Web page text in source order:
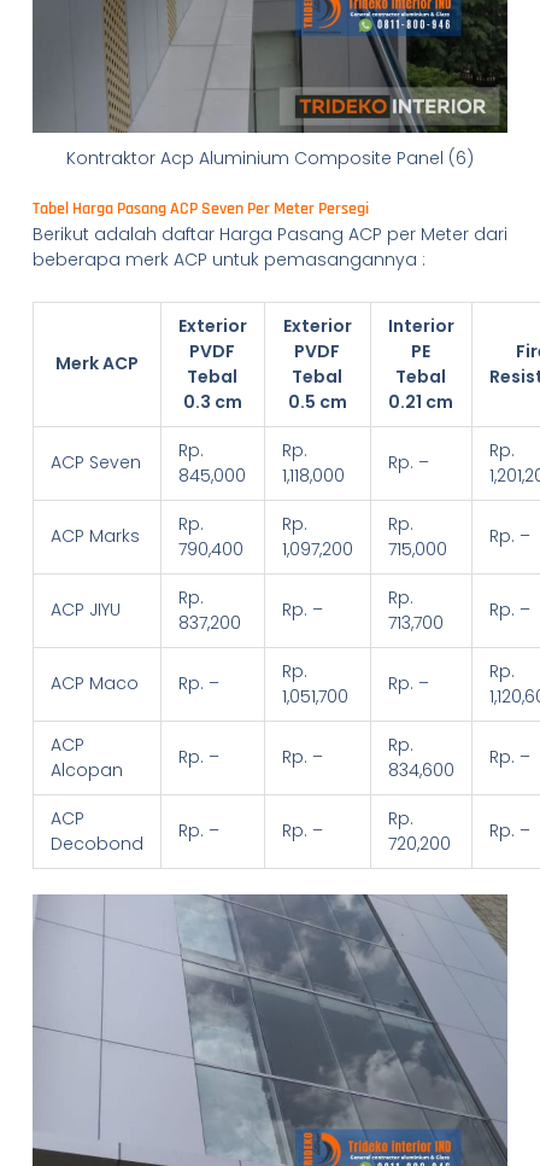
Kontraktor Acp Aluminium Composite Panel (6)
Tabel Harga Pasang ACP Seven Per Meter Persegi
Berikut adalah daftar Harga Pasang ACP per Meter dari
beberapa merk ACP untuk pemasangannya :
Merk ACP
Exterior
PVDF
Tebal
0.3 cm
Exterior
PVDF
Tebal
0.5 cm
Interior
PE
Tebal
0.21 cm
ACP Seven
Rp.
845,000
Rp.
1,118,000
Rp. –
Rp.
ACP Marks
Rp.
790,400
Rp.
1,097,200
Rp.
715,000
Rp. –
ACP JIYU
Rp.
837,200
Rp. –
Rp.
713,700
Rp. –
ACP Maco Rp. –
Rp.
1,051,700
Rp. –
Rp.
ACP
Alcopan
Rp. – Rp. –
Rp.
834,600
Rp. –
ACP
Decobond
Rp. – Rp. –
Rp.
720,200
Rp. –